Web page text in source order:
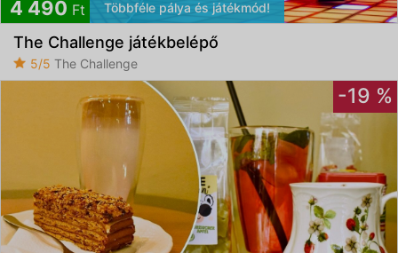
4 490 Ft Többféle pálya és játékmód!
The Challenge játékbelépő
5/5 The Challenge
-19 %